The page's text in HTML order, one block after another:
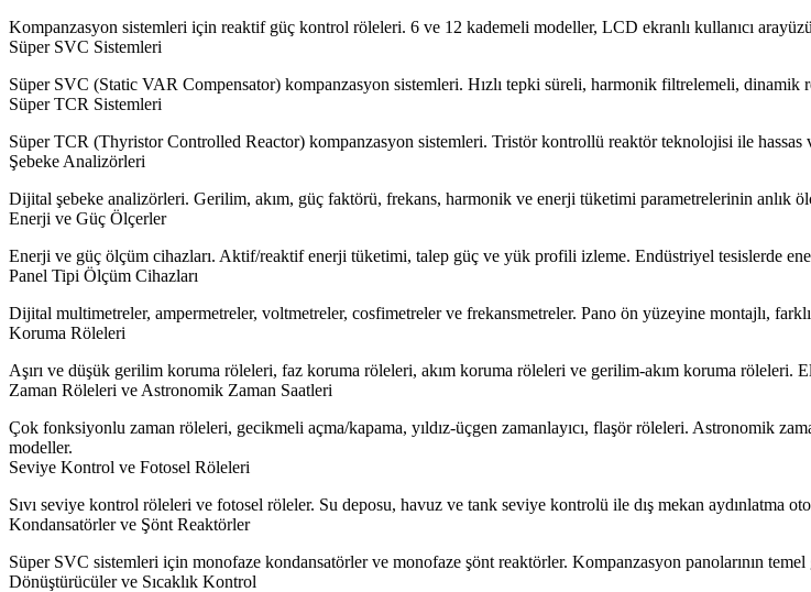
Kompanzasyon sistemleri için reaktif güç kontrol röleleri. 6 ve 12 kademeli modeller, LCD ekranlı kullanıcı
Süper SVC Sistemleri
Süper SVC (Static VAR Compensator) kompanzasyon sistemleri. Hızlı tepki süreli, harmonik filtrelemeli,
Süper TCR Sistemleri
Süper TCR (Thyristor Controlled Reactor) kompanzasyon sistemleri. Tristör kontrollü reaktör teknolojisi ile hassas
Şebeke Analizörleri
Dijital şebeke analizörleri. Gerilim, akım, güç faktörü, frekans, harmonik ve enerji tüketimi parametrelerinin anlık
Enerji ve Güç Ölçerler
Enerji ve güç ölçüm cihazları. Aktif/reaktif enerji tüketimi, talep güç ve yük profili izleme. Endüstriyel tesislerde
Panel Tipi Ölçüm Cihazları
Dijital multimetreler, ampermetreler, voltmetreler, cosfimetreler ve frekansmetreler. Pano ön yüzeyine montajlı,
Koruma Röleleri
Aşırı ve düşük gerilim koruma röleleri, faz koruma röleleri, akım koruma röleleri ve gerilim-akım koruma röleleri.
Zaman Röleleri ve Astronomik Zaman Saatleri
Çok fonksiyonlu zaman röleleri, gecikmeli açma/kapama, yıldız-üçgen zamanlayıcı, flaşör röleleri. Astronomik
modeller.
Seviye Kontrol ve Fotosel Röleleri
Sıvı seviye kontrol röleleri ve fotosel röleler. Su deposu, havuz ve tank seviye kontrolü ile dış mekan aydınlatma
Kondansatörler ve Şönt Reaktörler
Süper SVC sistemleri için monofaze kondansatörler ve monofaze şönt reaktörler. Kompanzasyon panolarının
Dönüştürücüler ve Sıcaklık Kontrol